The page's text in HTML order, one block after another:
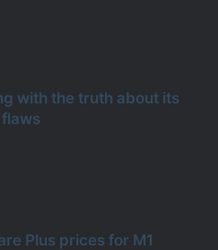
with the truth about its
Plus prices for M1